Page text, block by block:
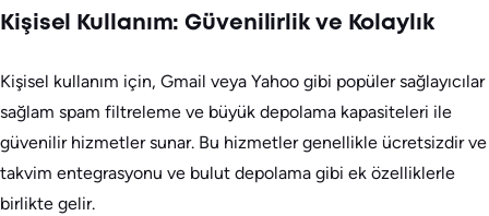
Kişisel Kullanım: Güvenilirlik ve Kolaylık
Kişisel kullanım için, Gmail veya Yahoo gibi popüler sağlayıcılar
sağlam spam filtreleme ve büyük depolama kapasiteleri ile
güvenilir hizmetler sunar. Bu hizmetler genellikle ücretsizdir ve
takvim entegrasyonu ve bulut depolama gibi ek özelliklerle
birlikte gelir.